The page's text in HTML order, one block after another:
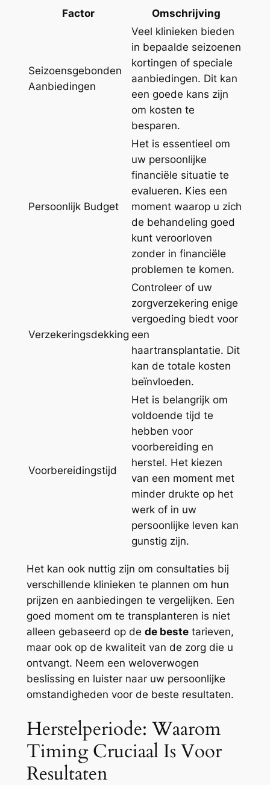
Factor Omschrijving
Seizoensgebonden
Aanbiedingen
Veel klinieken bieden
in bepaalde seizoenen
kortingen of speciale
aanbiedingen. Dit kan
een goede kans zijn
om kosten te
besparen.
Persoonlijk Budget
Het is essentieel om
uw persoonlijke
financiële situatie te
evalueren. Kies een
moment waarop u zich
de behandeling goed
kunt veroorloven
zonder in financiële
problemen te komen.
Verzekeringsdekking
Controleer of uw
zorgverzekering enige
vergoeding biedt voor
een
haartransplantatie. Dit
kan de totale kosten
beïnvloeden.
Voorbereidingstijd
Het is belangrijk om
voldoende tijd te
hebben voor
voorbereiding en
herstel. Het kiezen
van een moment met
minder drukte op het
werk of in uw
persoonlijke leven kan
gunstig zijn.
Het kan ook nuttig zijn om consultaties bij
verschillende klinieken te plannen om hun
prijzen en aanbiedingen te vergelijken. Een
goed moment om te transplanteren is niet
alleen gebaseerd op de de bestetarieven,
maar ook op de kwaliteit van de zorg die u
ontvangt. Neem een weloverwogen
beslissing en luister naar uw persoonlijke
omstandigheden voor de beste resultaten.
Herstelperiode: Waarom
Timing Cruciaal Is Voor
Resultaten